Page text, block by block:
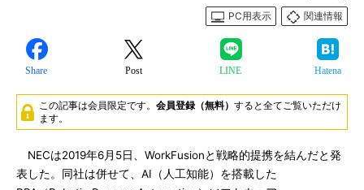
PC用表示
関連情報
Share Post LINE Hatena
この記事は会員限定です。 会員登録（無料） すると全てご覧いただけ
ます。
NECは2019年6月5日、WorkFusionと戦略的提携を結んだと発
表した。同社は併せて、AI（人工知能）を搭載した